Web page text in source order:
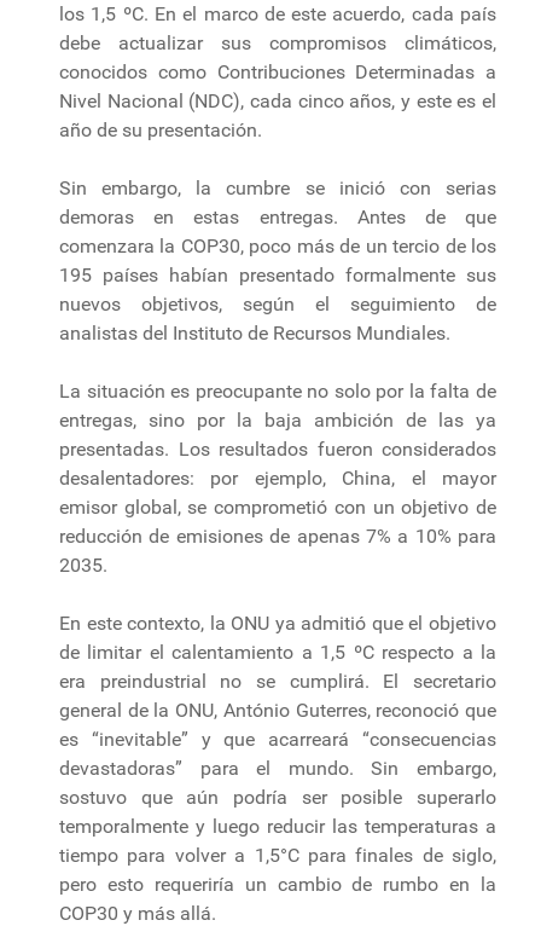
los 1,5 ºC. En el marco de este acuerdo, cada país
debe actualizar sus compromisos climáticos,
conocidos como Contribuciones Determinadas a
Nivel Nacional (NDC), cada cinco años, y este es el
año de su presentación.
Sin embargo, la cumbre se inició con serias
demoras en estas entregas. Antes de que
comenzara la COP30, poco más de un tercio de los
195 países habían presentado formalmente sus
nuevos objetivos, según el seguimiento de
analistas del Instituto de Recursos Mundiales.
La situación es preocupante no solo por la falta de
entregas, sino por la baja ambición de las ya
presentadas. Los resultados fueron considerados
desalentadores: por ejemplo, China, el mayor
emisor global, se comprometió con un objetivo de
reducción de emisiones de apenas 7% a 10% para
2035.
En este contexto, la ONU ya admitió que el objetivo
de limitar el calentamiento a 1,5 ºC respecto a la
era preindustrial no se cumplirá. El secretario
general de la ONU, António Guterres, reconoció que
es “inevitable” y que acarreará “consecuencias
devastadoras” para el mundo. Sin embargo,
sostuvo que aún podría ser posible superarlo
temporalmente y luego reducir las temperaturas a
tiempo para volver a 1,5°C para finales de siglo,
pero esto requeriría un cambio de rumbo en la
COP30 y más allá.